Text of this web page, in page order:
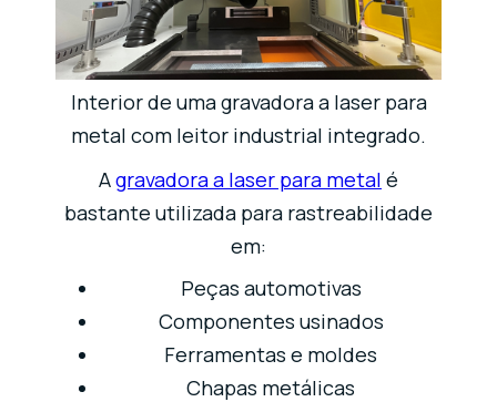
Interior de uma gravadora a laser para
metal com leitor industrial integrado.
Agravadora a laser para metal é
bastante utilizada para rastreabilidade
em:
Peças automotivas
Componentes usinados
Ferramentas e moldes
Chapas metálicas